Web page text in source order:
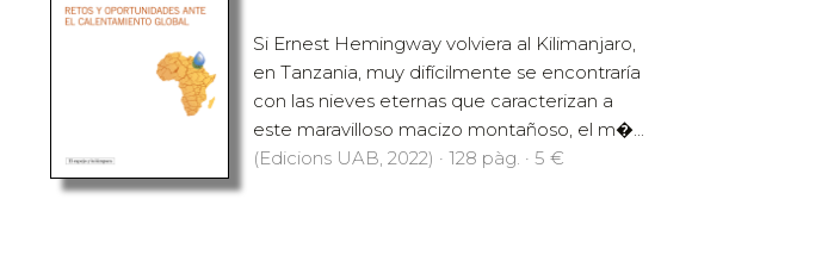
Si Ernest Hemingway volviera al Kilimanjaro,
en Tanzania, muy difícilmente se encontraría
con las nieves eternas que caracterizan a
este maravilloso macizo montañoso, el m�...
(Edicions UAB, 2022) · 128 pàg. · 5 €